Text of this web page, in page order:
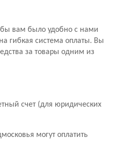
вам было удобно с нами
гибкая система оплаты. Вы
за товары одним из
счет (для юридических
могут оплатить